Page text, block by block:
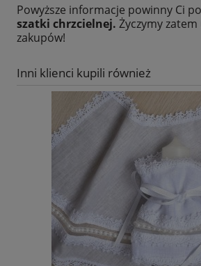
Powyższe informacje powinny Ci
szatki chrzcielnej. Życzymy
zakupów!
Inni klienci kupili również